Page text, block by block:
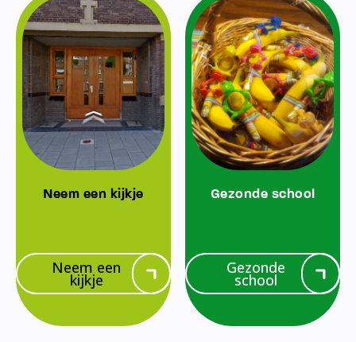
Neem een kijkje
Neem een
kijkje
Gezonde school
Gezonde
school